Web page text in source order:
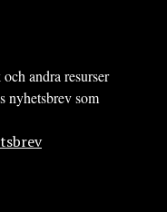
andra resurser
nyhetsbrev som